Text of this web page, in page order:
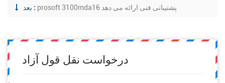
بعد : prosoft 3100mda16 پشتیبانی فنی ارائه می دهد
درخواست نقل قول آزاد